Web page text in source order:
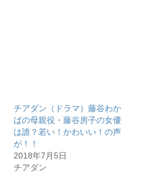
チアダン（ドラマ）藤谷わか
ばの母親役・藤谷房子の女優
は誰？若い！かわいい！の声
が！！
2018年7月5日
チアダン